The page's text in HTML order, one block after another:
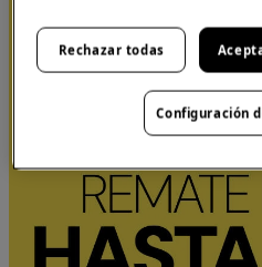
Rechazar todas
Configuración